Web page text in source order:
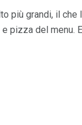
più grandi, il
pizza del menu.